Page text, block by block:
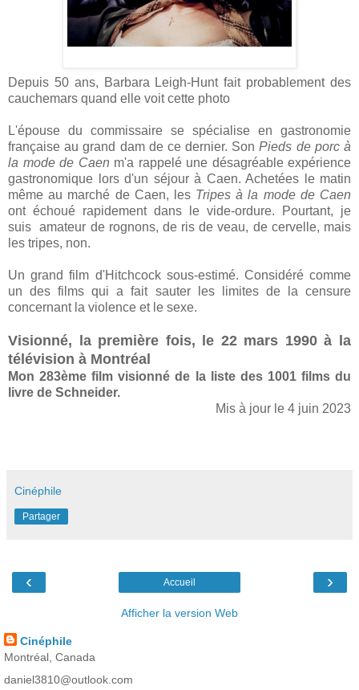
Depuis 50 ans, Barbara Leigh-Hunt fait probablement des
cauchemars quand elle voit cette photo
L'épouse du commissaire se spécialise en gastronomie
française au grand dam de ce dernier. SonPieds de porc à
la mode de Caen m'a rappelé une désagréable expérience
gastronomique lors d'un séjour à Caen. Achetées le matin
même au marché de Caen, les Tripes à la mode de Caen
ont échoué rapidement dans le vide-ordure. Pourtant, je
suis amateur de rognons, de ris de veau, de cervelle, mais
les tripes, non.
Un grand film d'Hitchcock sous-estimé. Considéré comme
un des films qui a fait sauter les limites de la censure
concernant la violence et le sexe.
Visionné, la première fois, le 22 mars 1990 à la
télévision à Montréal
Mon 283ème film visionné de la liste des 1001 films du
livre de Schneider.
Mis à jour le 4 juin 2023
Cinéphile
Partager
‹ ›
Accueil
Afficher la version Web
Cinéphile
Montréal, Canada
daniel3810@outlook.com